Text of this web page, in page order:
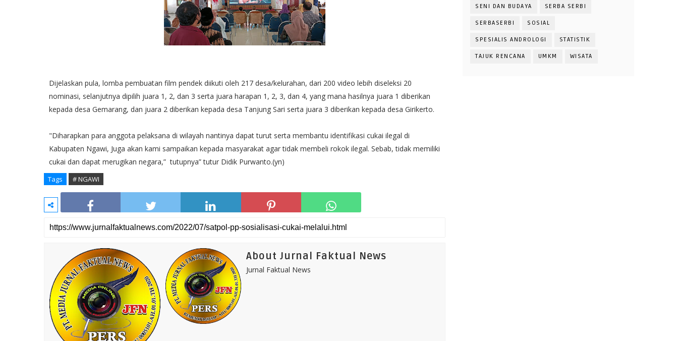
Dijelaskan pula, lomba pembuatan film pendek diikuti oleh 217 desa/kelurahan, dari 200 video lebih diseleksi 20
nominasi, selanjutnya dipilih juara 1, 2, dan 3 serta juara harapan 1, 2, 3, dan 4, yang mana hasilnya juara 1 diberikan
kepada desa Gemarang, dan juara 2 diberikan kepada desa Tanjung Sari serta juara 3 diberikan kepada desa Girikerto.
"Diharapkan para anggota pelaksana di wilayah nantinya dapat turut serta membantu identifikasi cukai ilegal di
Kabupaten Ngawi, Juga akan kami sampaikan kepada masyarakat agar tidak membeli rokok ilegal. Sebab, tidak memiliki
cukai dan dapat merugikan negara,” tutupnya” tutur Didik Purwanto.(yn)
Tags # NGAWI
About Jurnal Faktual News
Jurnal Faktual News
SENI DAN BUDAYA SERBA SERBI
SERBASERBI SOSIAL
SPESIALIS ANDROLOGI STATISTIK
TAJUK RENCANA UMKM WISATA